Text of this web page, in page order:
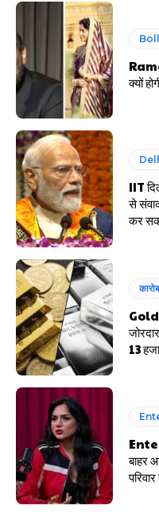
क्यों
IIT
से
कर
₹13
बाहर